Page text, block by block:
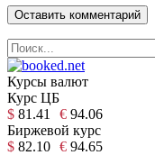
Курсы валют
Курс ЦБ
$ 81.41 € 94.06
Биржевой курс
$ 82.10 € 94.65